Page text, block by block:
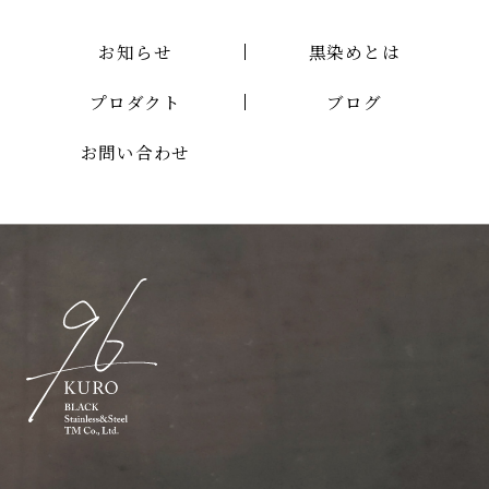
お知らせ 黒染めとは
プロダクト ブログ
お問い合わせ